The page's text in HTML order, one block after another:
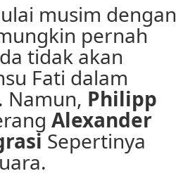
musim dengan
pernah
tidak akan
Fati dalam
Namun, Philipp
Alexander
Sepertinya